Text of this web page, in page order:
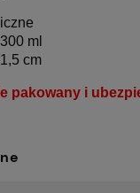
ml
cm
pakowany i